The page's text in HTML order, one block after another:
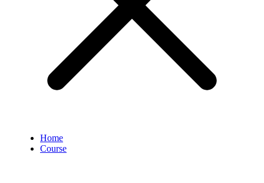
Home
Course